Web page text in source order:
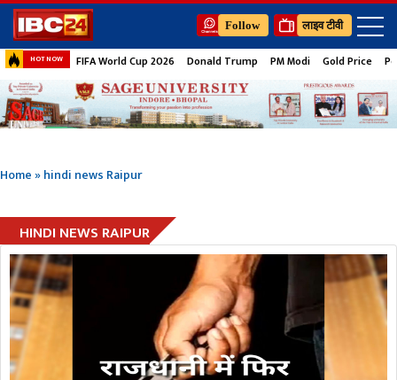
Follow लाइव टीवी
HOT NOW FIFA World Cup 2026 Donald Trump PM Modi Gold Price
Home»hindi news Raipur
HINDI NEWS RAIPUR